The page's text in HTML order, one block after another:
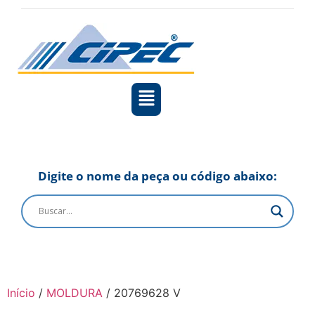
Digite o nome da peça ou código abaixo:
Início / MOLDURA / 20769628 V